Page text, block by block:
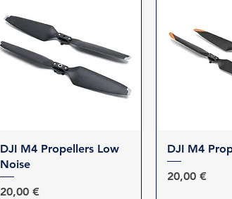
Γρήγορη προβολή
DJI M4 Propellers Low
Noise
Τιμή
20,00 €
Γρήγορη
DJI M4
Τιμή
20,00 €